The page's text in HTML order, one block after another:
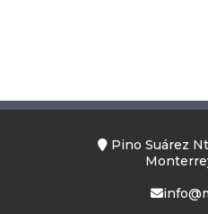
Pino Suárez